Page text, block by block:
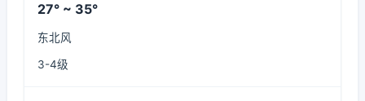
27° ~ 35°
东北风
3-4级